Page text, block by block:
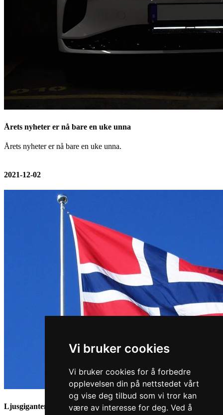
Vi bruker cookies
Vi bruker cookies for å forbedre
opplevelsen din på nettstedet vårt
og vise deg tilbud som vi tror kan
være av interesse for deg. Ved å
Årets nyheter er nå bare en uke unna
Årets nyheter er nå bare en uke unna.
2021-12-02
Ljusgiganten går inn på norsk territorium